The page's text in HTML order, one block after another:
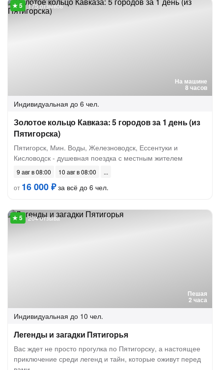
На машине
8 часов
175 отзывов
Индивидуальная до 6 чел.
Золотое кольцо Кавказа: 5 городов за 1 день (из
Пятигорска)
Пятигорск, Мин. Воды, Железноводск, Ессентуки и
Кисловодск - душевная поездка с местным жителем
9 авг в 08:00
10 авг в 08:00
от 16 000 ₽за всё до 6 чел.
Пешая
2 часа
204 отзыва
Индивидуальная до 10 чел.
Легенды и загадки Пятигорья
Вас ждет не просто прогулка по Пятигорску, а настоящее
приключение среди легенд и тайн, которые оживут перед